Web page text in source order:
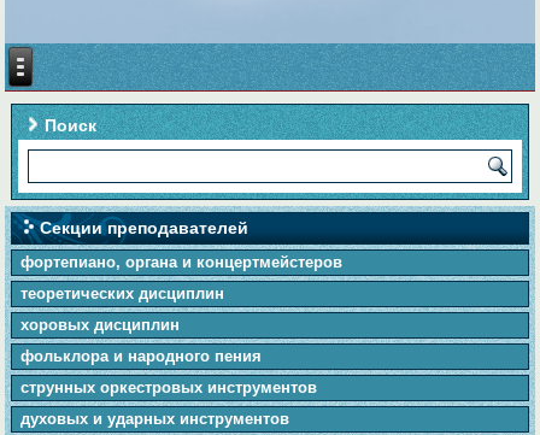
Поиск
Секции преподавателей
фортепиано, органа и концертмейстеров
теоретических дисциплин
хоровых дисциплин
фольклора и народного пения
cтpунныx оркестровых инструментов
духовых и ударных инструментов